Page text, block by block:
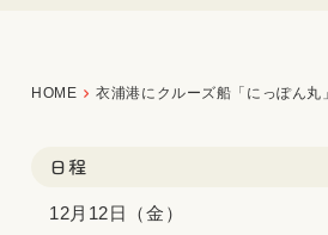
HOME 衣浦港にクルーズ船「にっぽん丸
日程
12月12日（金）